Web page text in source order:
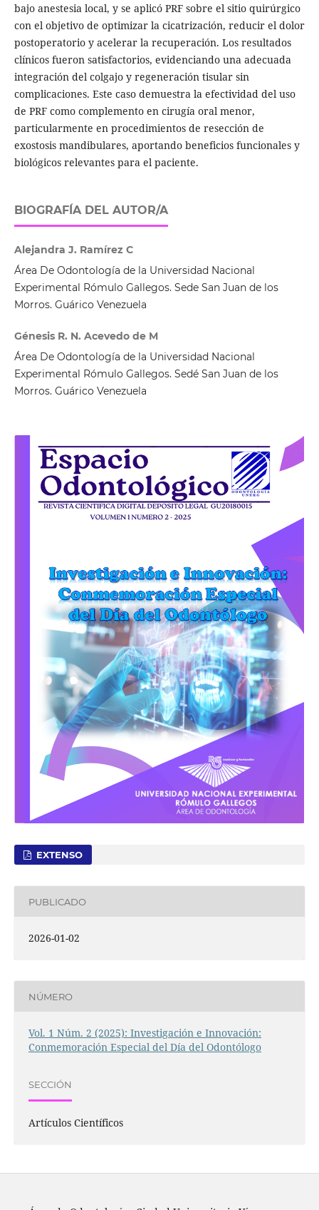
bajo anestesia local, y se aplicó PRF sobre el sitio quirúrgico
con el objetivo de optimizar la cicatrización, reducir el dolor
postoperatorio y acelerar la recuperación. Los resultados
clínicos fueron satisfactorios, evidenciando una adecuada
integración del colgajo y regeneración tisular sin
complicaciones. Este caso demuestra la efectividad del uso
de PRF como complemento en cirugía oral menor,
particularmente en procedimientos de resección de
exostosis mandibulares, aportando beneficios funcionales y
biológicos relevantes para el paciente.
BIOGRAFÍA DEL AUTOR/A
Alejandra J. Ramírez C
Área De Odontología de la Universidad Nacional
Experimental Rómulo Gallegos. Sede San Juan de los
Morros. Guárico Venezuela
Génesis R. N. Acevedo de M
Área De Odontología de la Universidad Nacional
Experimental Rómulo Gallegos. Sedé San Juan de los
Morros. Guárico Venezuela
EXTENSO
PUBLICADO
2026-01-02
NÚMERO
Vol. 1 Núm. 2 (2025): Investigación e Innovación:
Conmemoración Especial del Día del Odontólogo
SECCIÓN
Artículos Científicos